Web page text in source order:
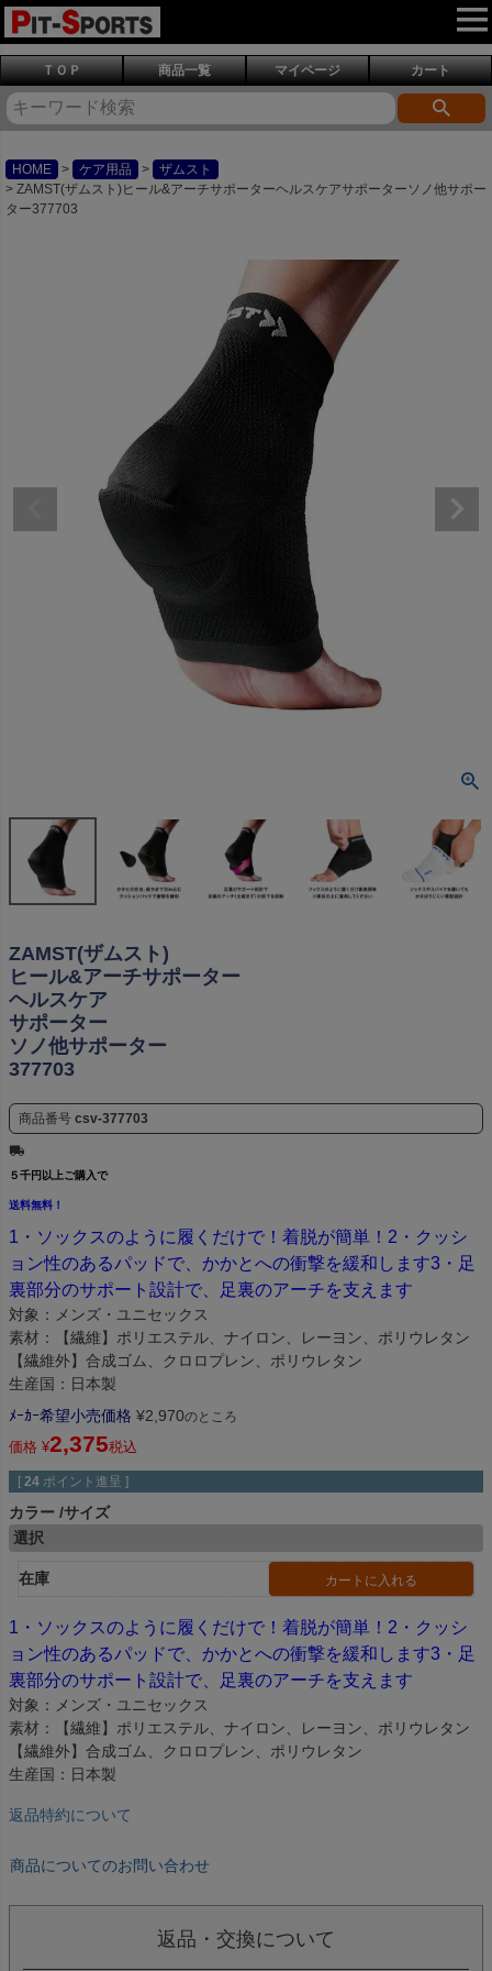
ＴＯＰ 商品一覧 マイページ カート
HOME ケア用品
ザムスト
ZAMST(ザムスト)ヒール&アーチサポーターヘルスケアサポーターソノ他サポー
ター377703
ZAMST(ザムスト)
ヒール&アーチサポーター
ヘルスケア
サポーター
ソノ他サポーター
377703
商品番号 csv-377703
５千円以上ご購入で
送料無料！
1・ソックスのように履くだけで！着脱が簡単！2・クッシ
ョン性のあるパッドで、かかとへの衝撃を緩和します3・足
裏部分のサポート設計で、足裏のアーチを支えます
対象：メンズ・ユニセックス
素材：【繊維】ポリエステル、ナイロン、レーヨン、ポリウレタン
【繊維外】合成ゴム、クロロプレン、ポリウレタン
生産国：日本製
ﾒｰｶｰ希望小売価格 ¥2,970のところ
価格 ¥2,375税込
[ 24 ポイント進呈 ]
カラー サイズ
選択
在庫 カートに入れる
1・ソックスのように履くだけで！着脱が簡単！2・クッシ
ョン性のあるパッドで、かかとへの衝撃を緩和します3・足
裏部分のサポート設計で、足裏のアーチを支えます
対象：メンズ・ユニセックス
素材：【繊維】ポリエステル、ナイロン、レーヨン、ポリウレタン
【繊維外】合成ゴム、クロロプレン、ポリウレタン
生産国：日本製
返品特約について
商品についてのお問い合わせ
返品・交換について